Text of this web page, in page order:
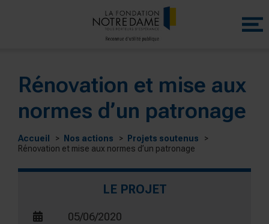
Menu
Rénovation et mise aux
normes d’un patronage
Accueil Nos actions
Projets soutenus
Rénovation et mise aux normes d’un patronage
LE PROJET
05/06/2020